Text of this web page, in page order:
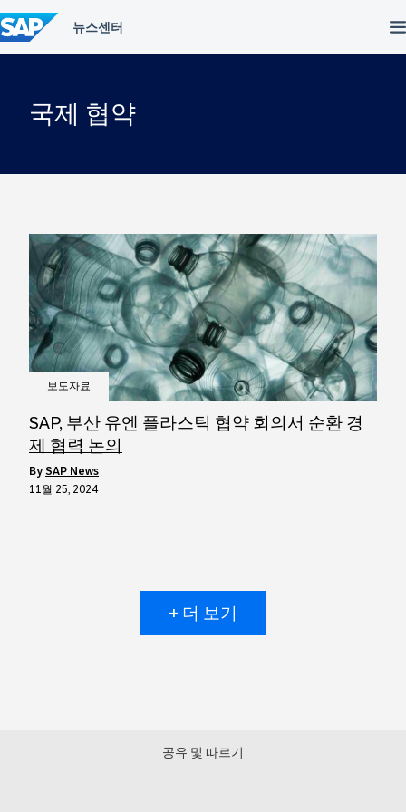
텐
츠
건
국제 협약
보도자료
SAP, 부산 유엔 플라스틱 협약 회의서 순환 경
제 협력 논의
by SAP News
11월 25, 2024
+ 더 보기
공유 및 따르기